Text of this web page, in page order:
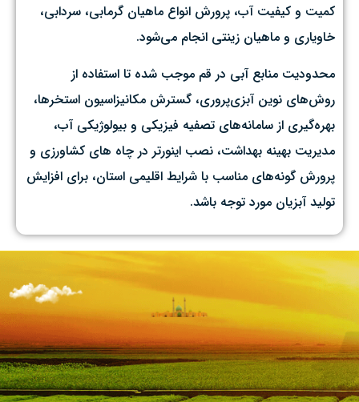
کمیت و کیفیت آب، پرورش انواع ماهیان گرمابی، سردابی،
خاویاری و ماهیان زینتی انجام می‌شود.
محدودیت منابع آبی در قم موجب شده تا استفاده از
روش‌های نوین آبزی‌پروری، گسترش مکانیزاسیون استخرها،
بهره‌گیری از سامانه‌های تصفیه فیزیکی و بیولوژیکی آب،
مدیریت بهینه بهداشت، نصب اینورتر در چاه های کشاورزی و
پرورش گونه‌های مناسب با شرایط اقلیمی استان، برای افزایش
تولید آبزیان مورد توجه باشد.